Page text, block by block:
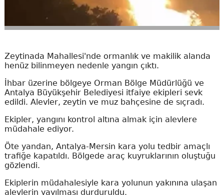
Zeytinada Mahallesi'nde ormanlık ve makilik alanda
henüz bilinmeyen nedenle yangın çıktı.
İhbar üzerine bölgeye Orman Bölge Müdürlüğü ve
Antalya Büyükşehir Belediyesi itfaiye ekipleri sevk
edildi. Alevler, zeytin ve muz bahçesine de sıçradı.
Ekipler, yangını kontrol altına almak için alevlere
müdahale ediyor.
Öte yandan, Antalya-Mersin kara yolu tedbir amaçlı
trafiğe kapatıldı. Bölgede araç kuyruklarının oluştuğu
gözlendi.
Ekiplerin müdahalesiyle kara yolunun yakınına ulaşan
alevlerin yayılması durduruldu.